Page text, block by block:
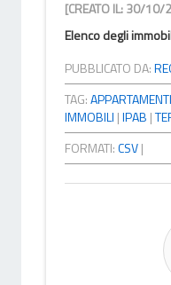
[CREATO IL: 30/
Elenco degli
PUBBLICATO DA:
TAG:
IMMOBILI |IPAB |
FORMATI:CSV|